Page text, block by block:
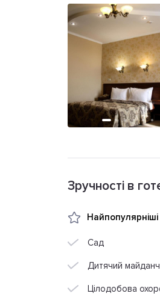
Зручності в
Найпопулярніші
Сад
Дитячий
Цілодобова